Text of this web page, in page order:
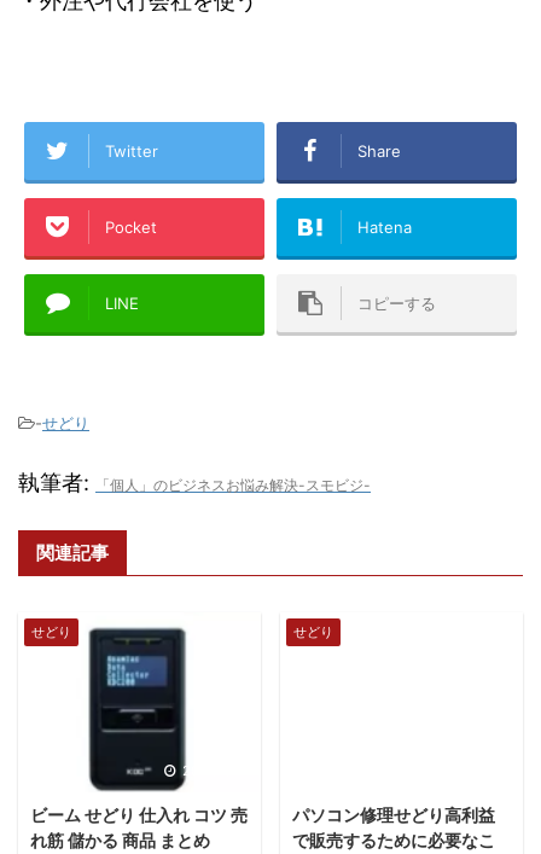
Twitter Share
Pocket Hatena
LINE コピーする
-せどり
執筆者: 「個人」のビジネスお悩み解決-スモビジ-
関連記事
せどり
2018/5/22
ビーム せどり 仕入れ コツ 売
れ筋 儲かる 商品 まとめ
せどり
パソコン修理せどり高利益
で販売するために必要なこ